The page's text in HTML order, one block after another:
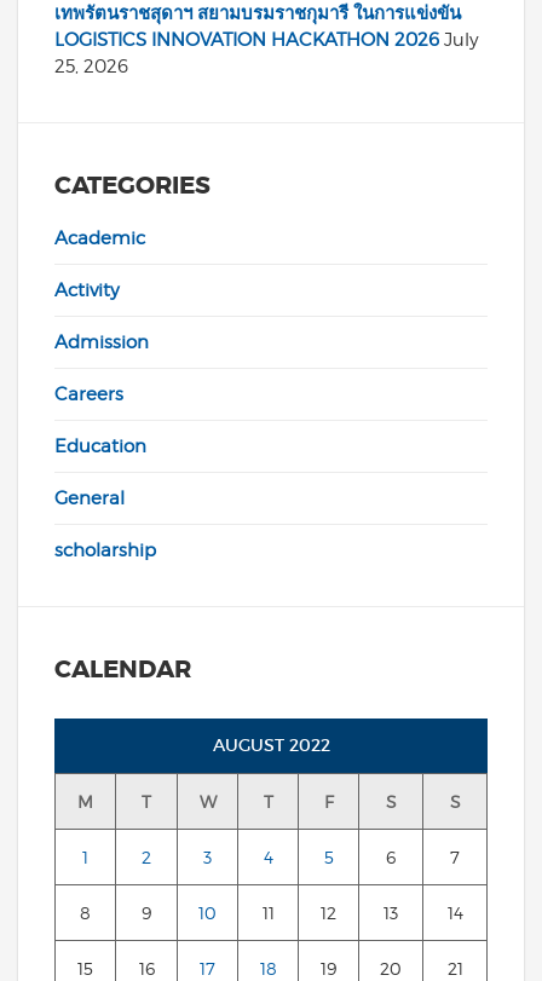
เทพรัตนราชสุดาฯ สยามบรมราชกุมารี ในการแข่งขัน
LOGISTICS INNOVATION HACKATHON 2026 July
25, 2026
CATEGORIES
Academic
Activity
Admission
Careers
Education
General
scholarship
CALENDAR
AUGUST 2022
M T W T F S S
1 2 3 4 5 6 7
8 9 10 11 12 13 14
15 16 17 18 19 20 21